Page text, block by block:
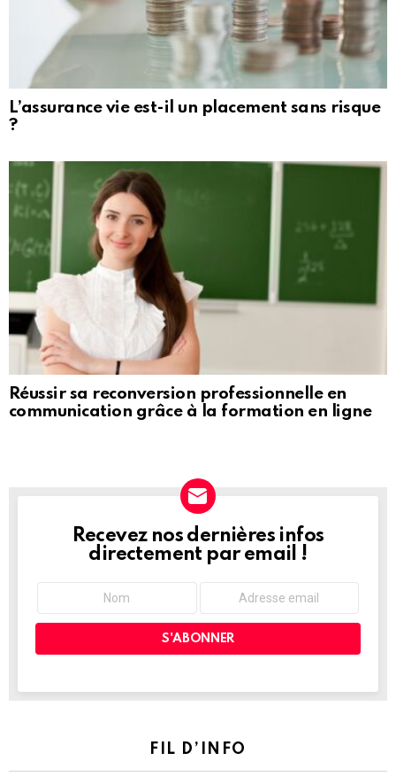
L’assurance vie est-il un placement sans risque
?
Réussir sa reconversion professionnelle en
communication grâce à la formation en ligne
NEWSLETTER
Recevez nos dernières infos
directement par email !
FIL D’INFO